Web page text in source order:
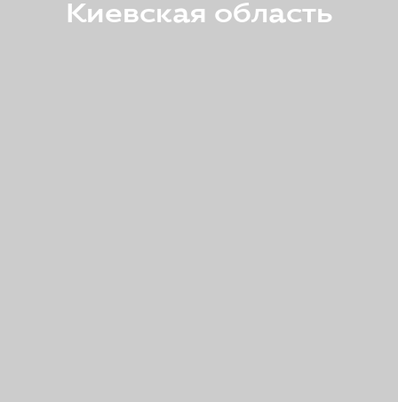
Киевская область